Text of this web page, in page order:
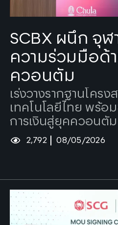
SCBX ผนึก จุฬ
ความร่วมมือด้
ควอนตัม
เร่งวางรากฐานโคร
เทคโนโลยีไทย พร้อ
การเงินสู่ยุคควอนตัม
2,792 08/05/2026